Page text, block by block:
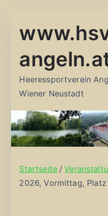
Inhalt
Heeressportverein
Wiener Neustadt
Startseite
2026, Vormittag, Platz